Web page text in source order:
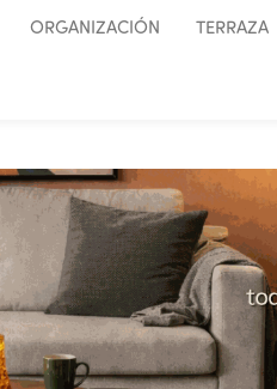
ORGANIZACIÓN TERRAZA